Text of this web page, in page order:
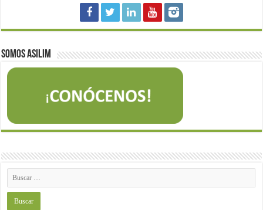
Somos Asilim